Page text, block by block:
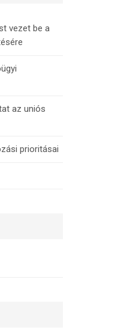
vezet be a
az uniós
prioritásai